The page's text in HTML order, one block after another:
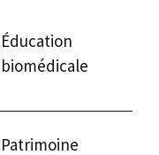
Éducation
biomédicale
Patrimoine